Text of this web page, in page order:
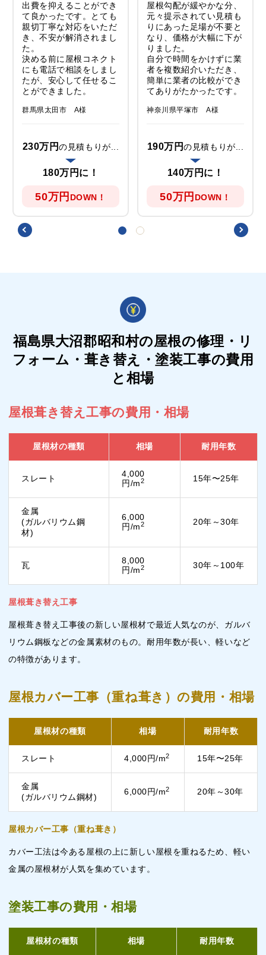
出費を抑えることができ
て良かったです。とても
親切丁寧な対応をいただ
き、不安が解消されまし
た。
決める前に屋根コネクト
にも電話で相談をしまし
たが、安心して任せるこ
とができました。
群馬県太田市 A様
230万円の見積もりが...
180万円に！
50万円 DOWN！
屋根勾配が緩やかな分、
元々提示されてい見積も
りにあった足場が不要と
なり、価格が大幅に下が
りました。
自分で時間をかけずに業
者を複数紹介いただき、
簡単に業者の比較ができ
てありがたかったです。
神奈川県平塚市 A様
190万円の見積もりが...
140万円に！
50万円 DOWN！
福島県大沼郡昭和村の屋根の修理・リ
フォーム・葺き替え・塗装工事の費用
と相場
屋根葺き替え工事の費用・相場
屋根材の種類 相場 耐用年数
スレート
4,000
円/m2 15年〜25年
金属
(ガルバリウム鋼
材)
6,000
円/m2 20年～30年
瓦
8,000
円/m2 30年～100年
屋根葺き替え工事
屋根葺き替え工事後の新しい屋根材で最近人気なのが、ガルバ
リウム鋼板などの金属素材のもの。耐用年数が長い、軽いなど
の特徴があります。
屋根カバー工事（重ね葺き）の費用・相場
屋根材の種類 相場 耐用年数
スレート 4,000円/m2 15年〜25年
金属
(ガルバリウム鋼材)
6,000円/m2 20年～30年
屋根カバー工事（重ね葺き）
カバー工法は今ある屋根の上に新しい屋根を重ねるため、軽い
金属の屋根材が人気を集めています。
塗装工事の費用・相場
屋根材の種類 相場 耐用年数